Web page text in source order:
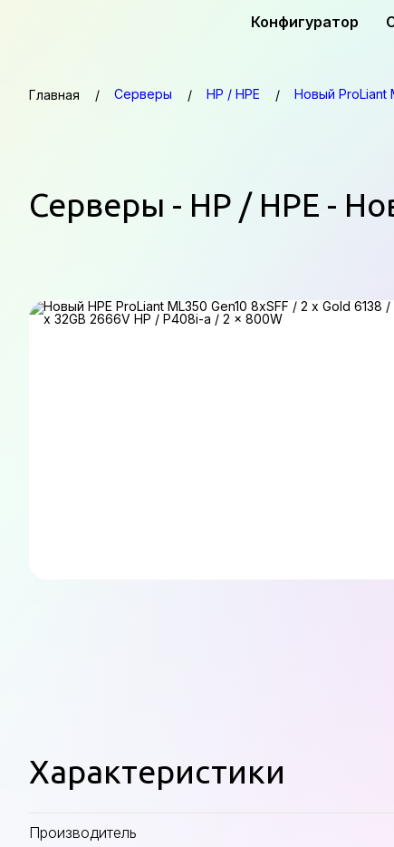
Конфигуратор
Главная Серверы HP / HPE Новый ProLiant
Серверы - HP / HPE -
Характеристики
Производитель